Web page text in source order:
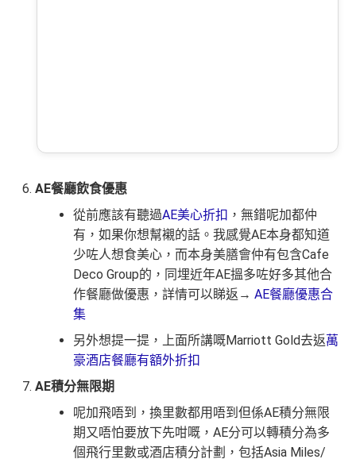
AE餐廳飲食優惠
從前應該有聽過AE美心折扣 ，無錯呢加都仲
有，如果你想幫襯的話。我感覺AE本身都知道
少咗人想食美心，而本身美膳會仲有包含Cafe
Deco Group的，同埋近年AE搵多咗好多其他合
作餐廳做優惠，詳情可以睇返→ AE餐廳優惠合
集
另外想提一提，上面所講嘅Marriott Gold去返萬
豪酒店餐廳有額外折扣
AE積分無限期
呢加飛唔到，換里數都用唔到但係AE積分無限
期又唔怕要放下先咁嘅，AE分可以轉積分為多
個飛行里數或酒店積分計劃，包括Asia Miles/